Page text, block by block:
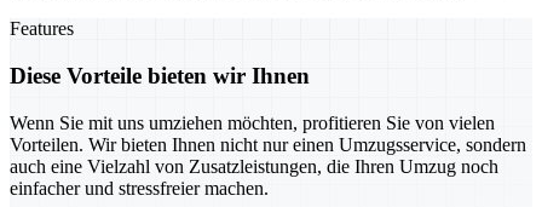
Features
Diese Vorteile bieten wir Ihnen
Wenn Sie mit uns umziehen möchten, profitieren Sie von vielen
Vorteilen. Wir bieten Ihnen nicht nur einen Umzugsservice, sondern
auch eine Vielzahl von Zusatzleistungen, die Ihren Umzug noch
einfacher und stressfreier machen.